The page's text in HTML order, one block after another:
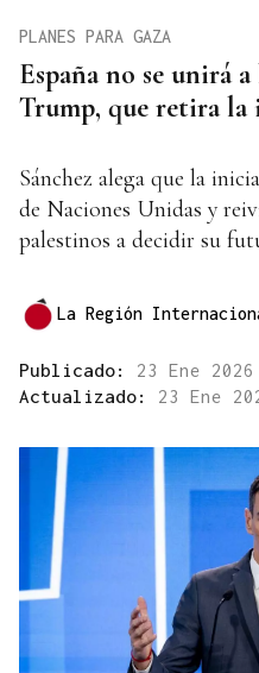
España no se unirá
Trump, que retira la
PLANES PARA GAZA
Sánchez alega que la
de Naciones Unidas y
palestinos a decidir su
La Región
Publicado: 23 Ene
Actualizado: 23 Ene